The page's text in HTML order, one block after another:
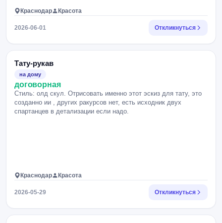
Краснодар Красота
2026-06-01 Откликнуться
Тату-рукав
на дому
договорная
Стиль: олд скул. Отрисовать именно этот эскиз для тату, это
созданно ии , других ракурсов нет, есть исходник двух
спартанцев в детализации если надо.
Краснодар Красота
2026-05-29 Откликнуться